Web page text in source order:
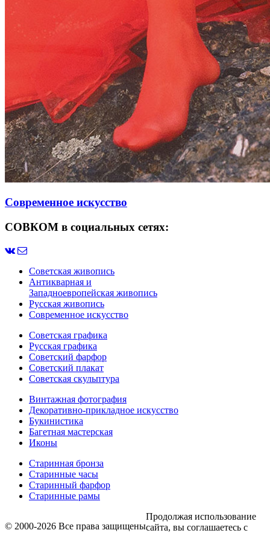
Современное искусство
СОВКОМ в социальных сетях:
Советская живопись
Антикварная и
Западноевропейская живопись
Русская живопись
Современное искусство
Советская графика
Русская графика
Советский фарфор
Советский плакат
Советская скульптура
Винтажная фотография
Декоративно-прикладное искусство
Букинистика
Багетная мастерская
Иконы
Старинная бронза
Старинные часы
Старинный фарфор
Старинные рамы
© 2000-2026 Все права защищены
Продолжая использование
сайта, вы соглашаетесь с